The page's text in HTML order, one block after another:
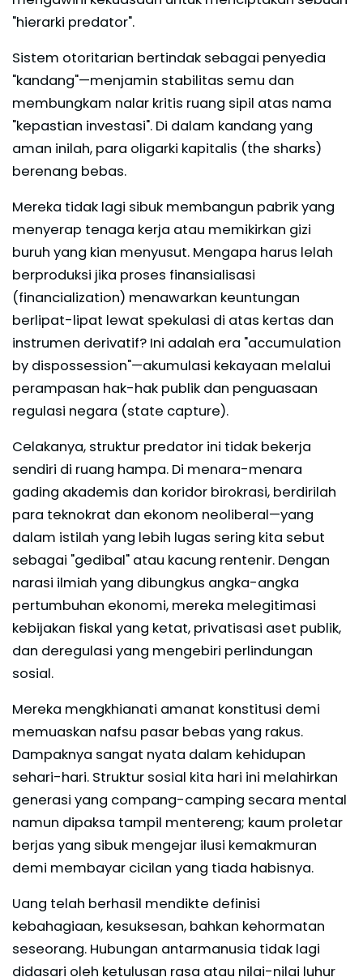
"hierarki predator".
Sistem otoritarian bertindak sebagai penyedia
"kandang"—menjamin stabilitas semu dan
membungkam nalar kritis ruang sipil atas nama
"kepastian investasi". Di dalam kandang yang
aman inilah, para oligarki kapitalis (the sharks)
berenang bebas.
Mereka tidak lagi sibuk membangun pabrik yang
menyerap tenaga kerja atau memikirkan gizi
buruh yang kian menyusut. Mengapa harus lelah
berproduksi jika proses finansialisasi
(financialization) menawarkan keuntungan
berlipat-lipat lewat spekulasi di atas kertas dan
instrumen derivatif? Ini adalah era "accumulation
by dispossession"—akumulasi kekayaan melalui
perampasan hak-hak publik dan penguasaan
regulasi negara (state capture).
Celakanya, struktur predator ini tidak bekerja
sendiri di ruang hampa. Di menara-menara
gading akademis dan koridor birokrasi, berdirilah
para teknokrat dan ekonom neoliberal—yang
dalam istilah yang lebih lugas sering kita sebut
sebagai "gedibal" atau kacung rentenir. Dengan
narasi ilmiah yang dibungkus angka-angka
pertumbuhan ekonomi, mereka melegitimasi
kebijakan fiskal yang ketat, privatisasi aset publik,
dan deregulasi yang mengebiri perlindungan
sosial.
Mereka mengkhianati amanat konstitusi demi
memuaskan nafsu pasar bebas yang rakus.
Dampaknya sangat nyata dalam kehidupan
sehari-hari. Struktur sosial kita hari ini melahirkan
generasi yang compang-camping secara mental
namun dipaksa tampil mentereng; kaum proletar
berjas yang sibuk mengejar ilusi kemakmuran
demi membayar cicilan yang tiada habisnya.
Uang telah berhasil mendikte definisi
kebahagiaan, kesuksesan, bahkan kehormatan
seseorang. Hubungan antarmanusia tidak lagi
didasari oleh ketulusan rasa atau nilai-nilai luhur